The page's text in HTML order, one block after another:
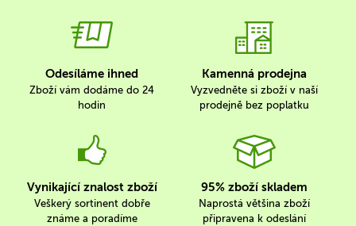
Odesíláme ihned
Zboží vám dodáme do 24
hodin
Kamenná prodejna
Vyzvedněte si zboží v naší
prodejně bez poplatku
Vynikající znalost zboží
Veškerý sortinent dobře
známe a poradíme
95% zboží skladem
Naprostá většina zboží
připravena k odeslání